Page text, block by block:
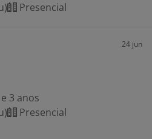
Presencial
24 jun
3 anos
Presencial